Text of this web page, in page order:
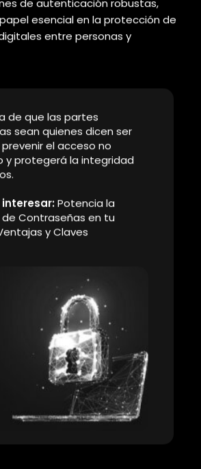
esta mentalidad está
las enfrente. Así que la
la colaboración entre
una respuesta más
defensa colectiva
vez más digitalizado, la seguridad
convierte en una prioridad crítica.
identidad, mediante firmas
de autenticación robustas,
esencial en la protección de
entre personas y